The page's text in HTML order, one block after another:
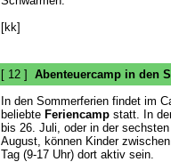
[kk]
[ 12 ] Abenteuercamp in den
In den Sommerferien findet im
beliebte Feriencampstatt. In
bis 26. Juli, oder in der
August, können Kinder
Tag (9-17 Uhr) dort aktiv sein.